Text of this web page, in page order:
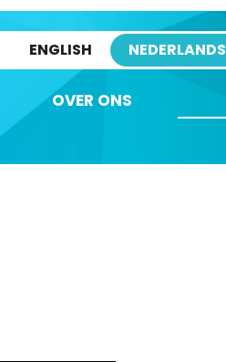
ENGLISH NEDERLANDS
OVER ONS